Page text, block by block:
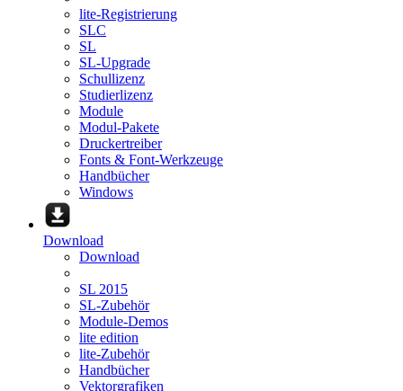
lite-Registrierung
SLC
SL
SL-Upgrade
Schullizenz
Studierlizenz
Module
Modul-Pakete
Druckertreiber
Fonts & Font-Werkzeuge
Handbücher
Windows
Download
Download
SL 2015
SL-Zubehör
Module-Demos
lite edition
lite-Zubehör
Handbücher
Vektorgrafiken